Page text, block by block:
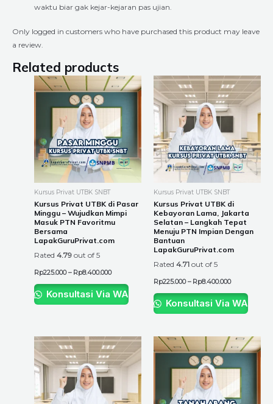
waktu biar gak kejar-kejaran pas ujian.
Only logged in customers who have purchased this product may leave
a review.
Related products
Kursus Privat UTBK SNBT
Kursus Privat UTBK di Pasar
Minggu – Wujudkan Mimpi
Masuk PTN Favoritmu
Bersama
LapakGuruPrivat.com
Rated 4.79 out of 5
Rp225.000 – Rp8.400.000
Price
range:
Rp225.000
through
This
product
has
multiple
variants.
The
options
chosen
on
product
Konsultasi Via WA
Kursus Privat UTBK SNBT
Kursus Privat UTBK di
Kebayoran Lama, Jakarta
Selatan – Langkah Tepat
Menuju PTN Impian Dengan
Bantuan
LapakGuruPrivat.com
Rated 4.71 out of 5
Rp225.000 – Rp8.400.000
Price
range:
Rp225.000
through
Rp8.400.000
This
product
has
variants.
The
options
may
chosen
on
the
page
Konsultasi Via WA
Price
range:
Rp225.000
through
Rp8.400.000
This
product
has
variants.
Price
range:
Rp225.000
through
This
product
has
multiple
variants.